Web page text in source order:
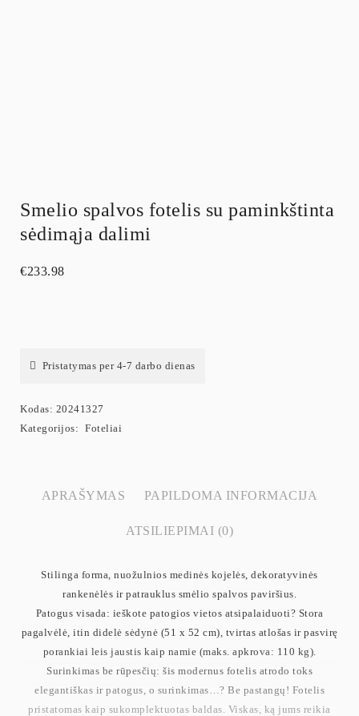
Smelio spalvos fotelis su paminkštinta
sėdimąja dalimi
€233.98
Pristatymas per 4-7 darbo dienas
Kodas: 20241327
Kategorijos: Foteliai
APRAŠYMAS PAPILDOMA INFORMACIJA
ATSILIEPIMAI (0)
Stilinga forma, nuožulnios medinės kojelės, dekoratyvinės
rankenėlės ir patrauklus smėlio spalvos paviršius.
Patogus visada: ieškote patogios vietos atsipalaiduoti? Stora
pagalvėlė, itin didelė sėdynė (51 x 52 cm), tvirtas atlošas ir pasvirę
porankiai leis jaustis kaip namie (maks. apkrova: 110 kg).
Surinkimas be rūpesčių: šis modernus fotelis atrodo toks
elegantiškas ir patogus, o surinkimas…? Be pastangų! Fotelis
pristatomas kaip sukomplektuotas baldas. Viskas, ką jums reikia